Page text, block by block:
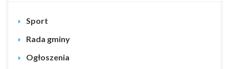
Sport
Rada gminy
Ogłoszenia